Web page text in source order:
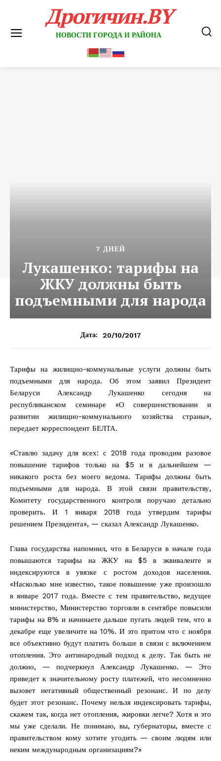
Дрогичин.BY
НОВОСТИ ГОРОДА И РАЙОНА
7 ДНЕЙ
Лукашенко: тарифы на
ЖКУ должны быть
подъемными для народа
Дата: 20/10/2017
Тарифы на жилищно-коммунальные услуги должны быть
подъемными для народа. Об этом заявил Президент
Беларуси Александр Лукашенко сегодня на
республиканском семинаре «О совершенствовании и
развитии жилищно-коммунального хозяйства страны»,
передает корреспондент БЕЛТА.
«Ставлю задачу для всех: с 2018 года проводим разовое
повышение тарифов только на $5 и в дальнейшем —
никакого роста без моего ведома. Тарифы должны быть
подъемными для народа. В этой связи правительству,
Комитету государственного контроля поручаю детально
проверить. И 1 января 2018 года утвердим тарифы
решением Президента», — сказал Александр Лукашенко.
Глава государства напомнил, что в Беларуси в начале года
повышаются тарифы на ЖКУ на $5 в эквиваленте и
индексируются в увязке с ростом доходов населения.
«Насколько мне известно, такое повышение уже произошло
в январе 2017 года. Вместе с тем правительство, ведущее
министерство, Министерство торговли в сентябре повысили
тарифы на 8% и начинаете дальше пугать людей тем, что в
декабре еще увеличите на 10%. И это притом что с ноября
все объективно будут платить больше в связи с включением
отопления. Это антинародный подход к делу. Так быть не
должно, — подчеркнул Александр Лукашенко. — Это
приведет к значительному росту платежей, что несомненно
вызовет негативный общественный резонанс. И по делу
будет этот резонанс. Почему нельзя индексировать тарифы,
скажем так, когда нет отопления, жировки легче? Хотя и это
мы уже сделали. Не понимаю, вы, губернаторы, вместе с
правительством кому хотите угодить — своим людям или
неким международным организациям?»